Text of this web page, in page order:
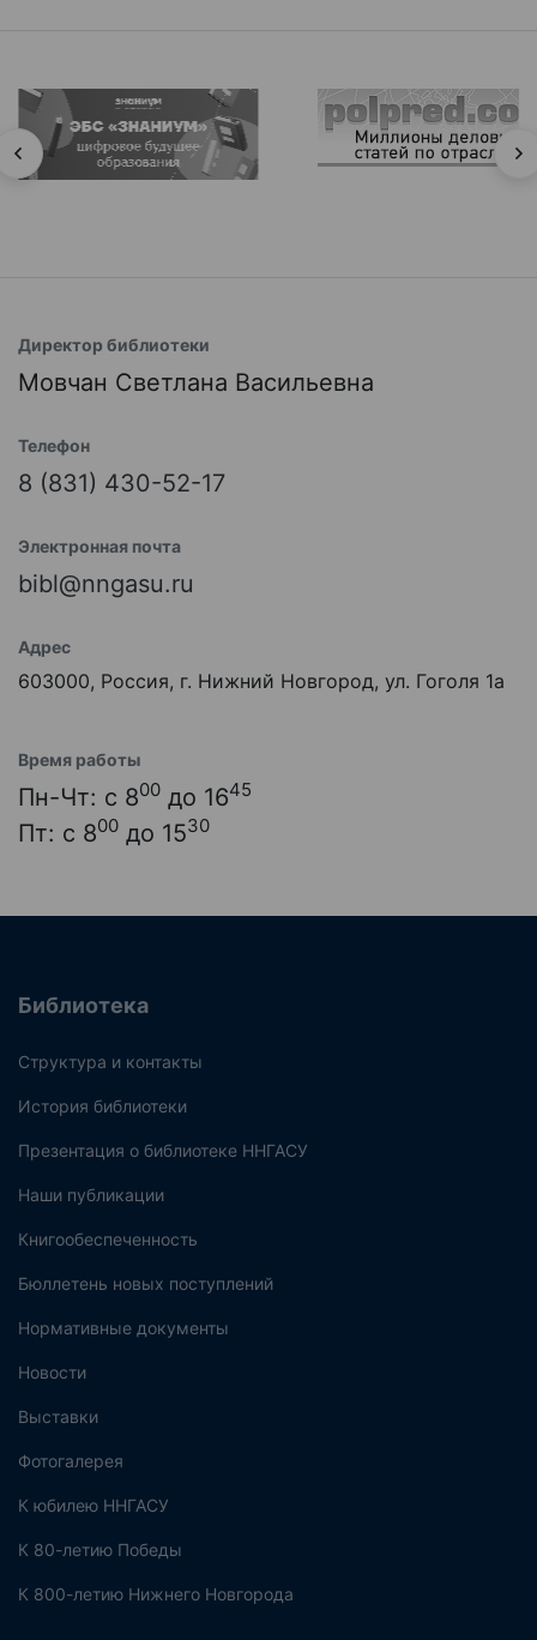
Директор библиотеки
Мовчан Светлана Васильевна
Телефон
8 (831) 430-52-17
Электронная почта
bibl@nngasu.ru
Адрес
603000, Россия, г. Нижний Новгород, ул. Гоголя 1а
Время работы
Пн-Чт: с 800 до 1645
Пт: с 800 до 1530
Библиотека
Структура и контакты
История библиотеки
Презентация о библиотеке ННГАСУ
Наши публикации
Книгообеспеченность
Бюллетень новых поступлений
Нормативные документы
Новости
Выставки
Фотогалерея
К юбилею ННГАСУ
К 80-летию Победы
К 800-летию Нижнего Новгорода